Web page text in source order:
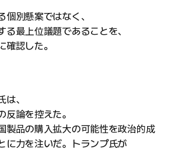
別懸案ではなく、
最上位議題であることを、
確認した。
、
反論を控えた。
製品の購入拡大の可能性を政治的成
に力を注いだ。トランプ氏が